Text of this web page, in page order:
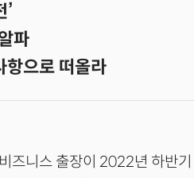
파
항으로 떠올라
즈니스 출장이 2022년 하반